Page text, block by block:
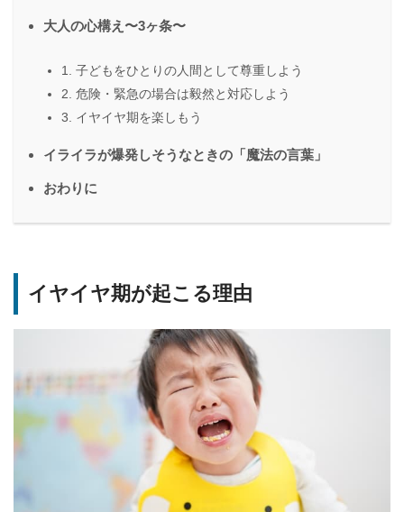
大人の心構え〜3ヶ条〜
1. 子どもをひとりの人間として尊重しよう
2. 危険・緊急の場合は毅然と対応しよう
3. イヤイヤ期を楽しもう
イライラが爆発しそうなときの「魔法の言葉」
おわりに
イヤイヤ期が起こる理由